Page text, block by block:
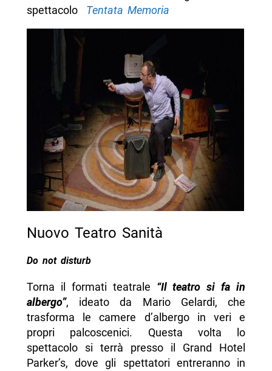
spettacolo Tentata Memoria
Nuovo Teatro Sanità
Do not disturb
Torna il formati teatrale “Il teatro si fa in
albergo”, ideato da Mario Gelardi, che
trasforma le camere d’albergo in veri e
propri palcoscenici. Questa volta lo
spettacolo si terrà presso il Grand Hotel
Parker’s, dove gli spettatori entreranno in